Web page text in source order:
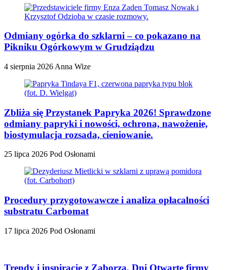
Odmiany ogórka do szklarni – co pokazano na
Pikniku Ogórkowym w Grudziądzu
4 sierpnia 2026 Anna Wize
Zbliża się Przystanek Papryka 2026! Sprawdzone
odmiany papryki i nowości, ochrona, nawożenie,
biostymulacja rozsada, cieniowanie.
25 lipca 2026 Pod Osłonami
Procedury przygotowawcze i analiza opłacalności
substratu Carbomat
17 lipca 2026 Pod Osłonami
Trendy i inspiracje z Zaborza. Dni Otwarte firmy